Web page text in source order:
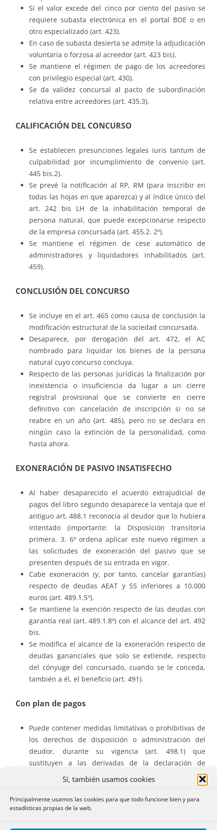
Sí, también usamos cookies
Principalmente usamos las cookies para que todo funcione bien y para
estadísticas propias de la web.
Si el valor excede del cinco por ciento del pasivo se
requiere subasta electrónica en el portal BOE o en
otro especializado (art. 423).
En caso de subasta desierta se admite la adjudicación
voluntaria o forzosa al acreedor (art. 423 bis).
Se mantiene el régimen de pago de los acreedores
con privilegio especial (art. 430).
Se da validez concursal al pacto de subordinación
relativa entre acreedores (art. 435.3).
CALIFICACIÓN DEL CONCURSO
Se establecen presunciones legales iuris tantum de
culpabilidad por incumplimiento de convenio (art.
445 bis.2).
Se prevé la notificación al RP, RM (para inscribir en
todas las hojas en que aparezca) y al índice único del
art. 242 bis LH de la inhabilitación temporal de
persona natural, que puede excepcionarse respecto
de la empresa concursada (art. 455.2. 2º).
Se mantiene el régimen de cese automático de
administradores y liquidadores inhabilitados (art.
459).
CONCLUSIÓN DEL CONCURSO
Se incluye en el art. 465 como causa de conclusión la
modificación estructural de la sociedad concursada.
Desaparece, por derogación del art. 472, el AC
nombrado para liquidar los bienes de la persona
natural cuyo concurso concluya.
Respecto de las personas jurídicas la finalización por
inexistencia o insuficiencia da lugar a un cierre
registral provisional que se convierte en cierre
definitivo con cancelación de inscripción si no se
reabre en un año (art. 485), pero no se declara en
ningún caso la extinción de la personalidad, como
hasta ahora.
EXONERACIÓN DE PASIVO INSATISFECHO
Al haber desaparecido el acuerdo extrajudicial de
pagos del libro segundo desaparece la ventaja que el
antiguo art. 488.1 reconocía al deudor que lo hubiera
intentado (importante: la Disposición transitoria
primera. 3. 6º ordena aplicar este nuevo régimen a
las solicitudes de exoneración del pasivo que se
presenten después de su entrada en vigor.
Cabe exoneración (y, por tanto, cancelar garantías)
respecto de deudas AEAT y SS inferiores a 10.000
euros (art. 489.1.5º).
Se mantiene la exención respecto de las deudas con
garantía real (art. 489.1.8º) con el alcance del art. 492
bis.
Se modifica el alcance de la exoneración respecto de
deudas gananciales que solo se extiende, respecto
del cónyuge del concursado, cuando se le conceda,
también a él, el beneficio (art. 491).
Con plan de pagos
Puede contener medidas limitativas o prohibitivas de
los derechos de disposición o administración del
deudor, durante su vigencia (art. 498.1) que
sustituyen a las derivadas de la declaración de
concurso desde que sean eficaces (art. 498.ter.2).
Parece que, a efecto de calificación registral, lo que se
decida sobre incumplimiento de convenio será
también aplicable en este caso por analogía.